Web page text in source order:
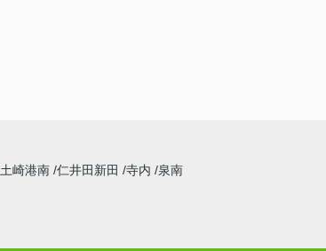
土崎港南 仁井田新田 寺内
泉南